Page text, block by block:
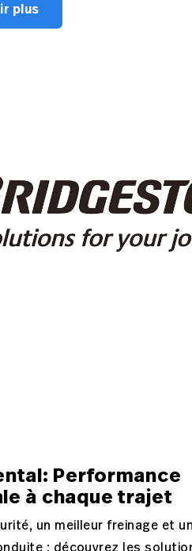
plus
Performance
à chaque trajet
un meilleur freinage et